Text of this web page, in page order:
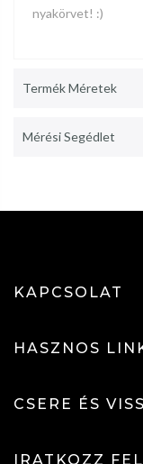
nyakörvet! :)
Termék Méretek
Mérési Segédlet
KAPCSOLAT
HASZNOS
CSERE ÉS
IRATKOZZ